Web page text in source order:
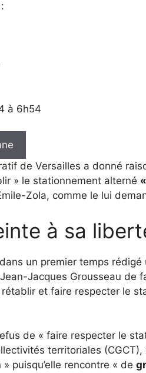
à 6h54
de Versailles a donné
» le stationnement alterné
Zola, comme le lui
à sa
un premier temps
Jacques Grousseau de
et faire respecter le
de « faire respecter le
territoriales
puisqu’elle rencontre « de